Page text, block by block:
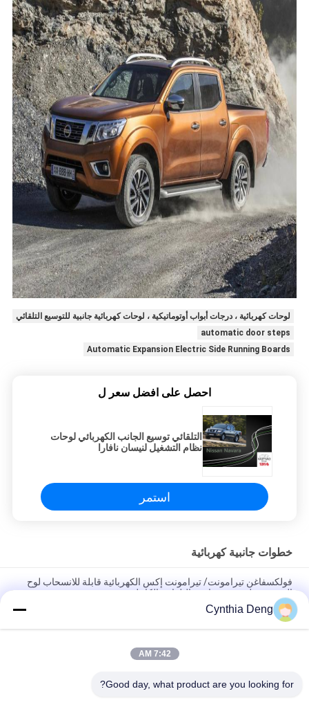
لوحات كهربائية ، درجات أبواب أوتوماتيكية ، لوحات كهربائية جانبية للتوسيع التلقائي
automatic door steps
Automatic Expansion Electric Side Running Boards
احصل على افضل سعر ل
التلقائي توسيع الجانب الكهربائي لوحات
نظام التشغيل لنيسان نافارا
استمر
خطوات جانبية كهربائية
فولكسفاغن تيرامونت/ تيرامونت إكس الكهربائية قابلة للانسحاب لوح
المشي خطوة مع مساعدة التلقائية الكاملة
قابل للسحب رفع السلطة لوحات التشغيل
ISUZU D - MAX ذكي تلقائي قابل للسحب خطوات القدم خطوة
Cynthia Deng
7:42 AM
Good day, what product are you looking for?